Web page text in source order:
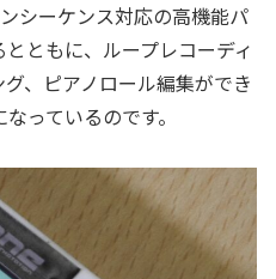
シーケンス対応の高機能パ
ともに、ループレコーディ
、ピアノロール編集ができ
っているのです。